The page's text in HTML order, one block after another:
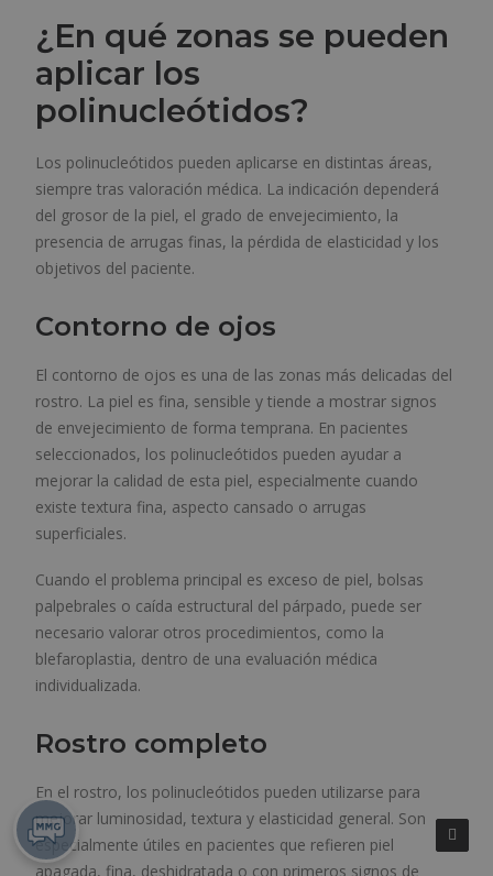
¿En qué zonas se pueden
aplicar los
polinucleótidos?
Los polinucleótidos pueden aplicarse en distintas áreas,
siempre tras valoración médica. La indicación dependerá
del grosor de la piel, el grado de envejecimiento, la
presencia de arrugas finas, la pérdida de elasticidad y los
objetivos del paciente.
Contorno de ojos
El contorno de ojos es una de las zonas más delicadas del
rostro. La piel es fina, sensible y tiende a mostrar signos
de envejecimiento de forma temprana. En pacientes
seleccionados, los polinucleótidos pueden ayudar a
mejorar la calidad de esta piel, especialmente cuando
existe textura fina, aspecto cansado o arrugas
superficiales.
Cuando el problema principal es exceso de piel, bolsas
palpebrales o caída estructural del párpado, puede ser
necesario valorar otros procedimientos, como la
blefaroplastia, dentro de una evaluación médica
individualizada.
Rostro completo
En el rostro, los polinucleótidos pueden utilizarse para
mejorar luminosidad, textura y elasticidad general. Son
especialmente útiles en pacientes que refieren piel
apagada, fina, deshidratada o con primeros signos de